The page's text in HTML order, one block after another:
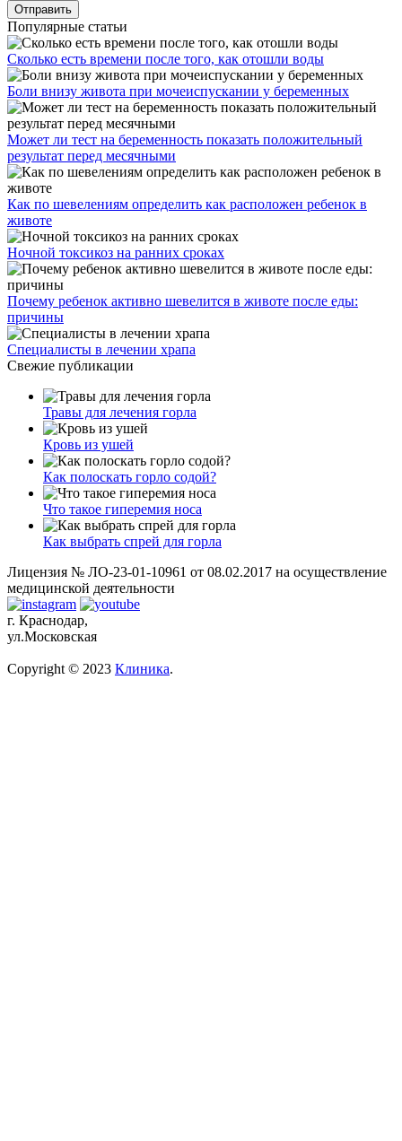
Популярные статьи
Сколько есть времени после того, как отошли воды
Боли внизу живота при мочеиспускании у беременных
Может ли тест на беременность показать положительный
результат перед месячными
Как по шевелениям определить как расположен ребенок в
животе
Ночной токсикоз на ранних сроках
Почему ребенок активно шевелится в животе после еды:
причины
Специалисты в лечении храпа
Свежие публикации
Травы для лечения горла
Кровь из ушей
Как полоскать горло содой?
Что такое гиперемия носа
Как выбрать спрей для горла
Лицензия № ЛО-23-01-10961 от 08.02.2017 на осуществление
медицинской деятельности
г. Краснодар,
ул.Московская
Copyright © 2023 Клиника.